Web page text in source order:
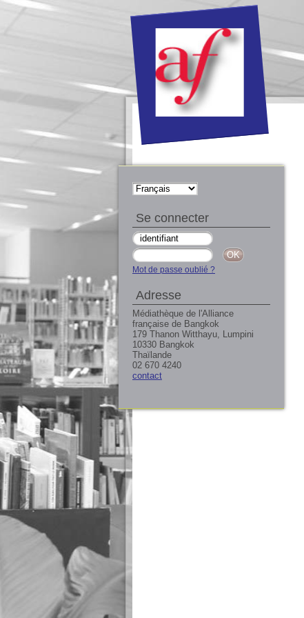
Se connecter
Mot de passe oublié ?
Adresse
Médiathèque de l'Alliance
française de Bangkok
179 Thanon Witthayu, Lumpini
10330 Bangkok
Thaïlande
02 670 4240
contact